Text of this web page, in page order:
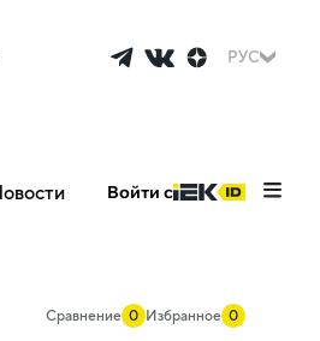
РУС
Войти с
Сравнение 0 Избранное 0